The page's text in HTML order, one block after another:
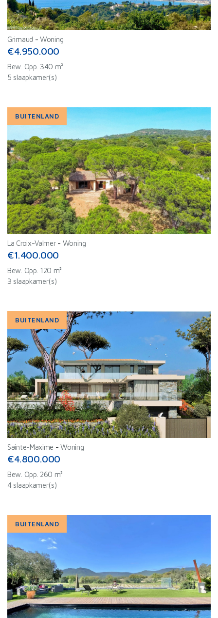
Grimaud -Woning
€4.950.000
Bew. Opp. 340 m²
5 slaapkamer(s)
BUITENLAND
La Croix-Valmer- Woning
€1.400.000
Bew. Opp. 120 m²
3 slaapkamer(s)
BUITENLAND
Sainte-Maxime -Woning
€4.800.000
Bew. Opp. 260 m²
4 slaapkamer(s)
BUITENLAND